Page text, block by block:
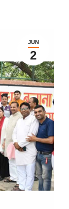
JUN
2